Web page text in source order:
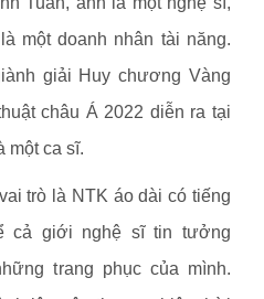
một doanh nhân tài năng.
giải Huy chương Vàng
châu Á 2022 diễn ra tại
một ca sĩ.
trò là NTK áo dài có tiếng
cả giới nghệ sĩ tin tưởng
trang phục của mình.